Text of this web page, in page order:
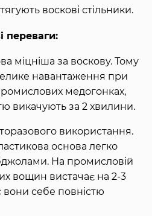
воскові стільники.
переваги:
міцніша за воскову. Тому
навантаження при
медогонках,
викачують за 2 хвилини.
використання.
основа легко
На промисловій
вощин вистачає на 2-3
вони себе повністю